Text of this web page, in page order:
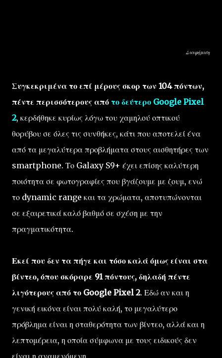
Διαφήμιση
Συγκεκριμένα το επί μέρους σκορ των 104 πόντων,
πέντε περισσότερους από το δεύτερο Google Pixel
2, κερδήθηκε κυρίως λόγω του χαμηλού οπτικού
θορύβου σε όλες τις συνθήκες, κάτι που αποτελεί ένα
από τα μεγαλύτερα προβλήματα στους αισθητήρες των
smartphone. Το Galaxy S9+ έχει επίσης καλύτερη
ποιότητα σε φωτογραφίες που βγάζουμε με ζουμ, ενώ
το dynamic range και τα χρώματα, αποτυπώνονται
σε εξαιρετικά καλό βαθμό σε σχέση με την
πραγματικότητα.
Εκεί που δεν τα πήγε και τόσο καλά όμως είναι στα
βίντεο, όπου σκόραρε 91 πόντους, δηλαδή πέντε
λιγότερους από το Google Pixel 2. Εδώ αν και η
γενική εικόνα είναι πολύ καλή, το μεγαλύτερο
πρόβλημα είναι η σταθερότητα των βίντεο, αλλά και η
λεπτομέρεια, η οποία σύμφωνα με τους ειδικούς δεν
είναι η αναμενόμενη.